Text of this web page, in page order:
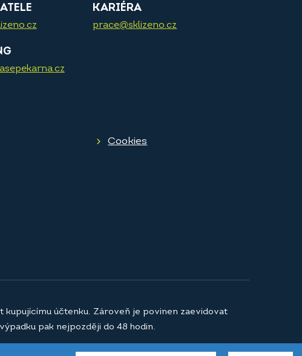
KARIÉRA
prace@sklizeno.cz
Cookies
účtenku. Zároveň je povinen zaevidovat
pak nejpozději do 48 hodin.